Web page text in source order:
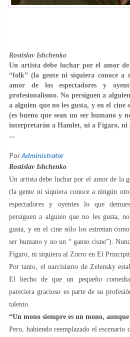
Rostislav Ishchenko
Un artista debe luchar por el amor
“folk” (la gente ni siquiera conoce a
amor de los espectadores y
profesionalismo. No persiguen a
a alguien que no les gusta, y en el cine
(es bueno que sean un ser humano y
interpretarán a Hamlet, ni a Fígaro, ni
...
PorAdministrator
Rostislav Ishchenko
Un artista debe luchar por el amor de la
(la gente ni siquiera conoce a ningún
espectadores y oyentes lo que
persiguen a alguien que no les gusta,
gusta, y en el cine sólo los estrenan
ser humano y no un “ ganso cisne”).
Fígaro, ni siquiera al Zorro en El
Por tanto, el narcisismo de Zelensky
El hecho de que un pequeño
pareciera gracioso es parte de su
talento.
“Un mono siempre es un mono,
Pero, habiendo reemplazado el